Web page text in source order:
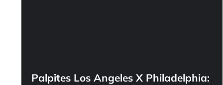
Palpites Los Angeles X Philadelphia: